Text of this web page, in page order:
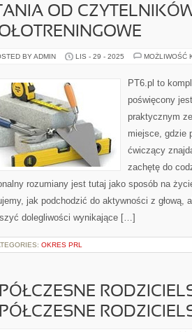
OD
BY ADMIN LIS - 29 - 2025 MOŻLIWOŚĆ
PT6.pl to
poświęcony
praktycznym
miejsce, gdzie
ćwiczący
zachętę do
rozumiany jest tutaj jako sposób na
jak podchodzić do aktywności z głową,
dolegliwości wynikające […]
OKRES PRL